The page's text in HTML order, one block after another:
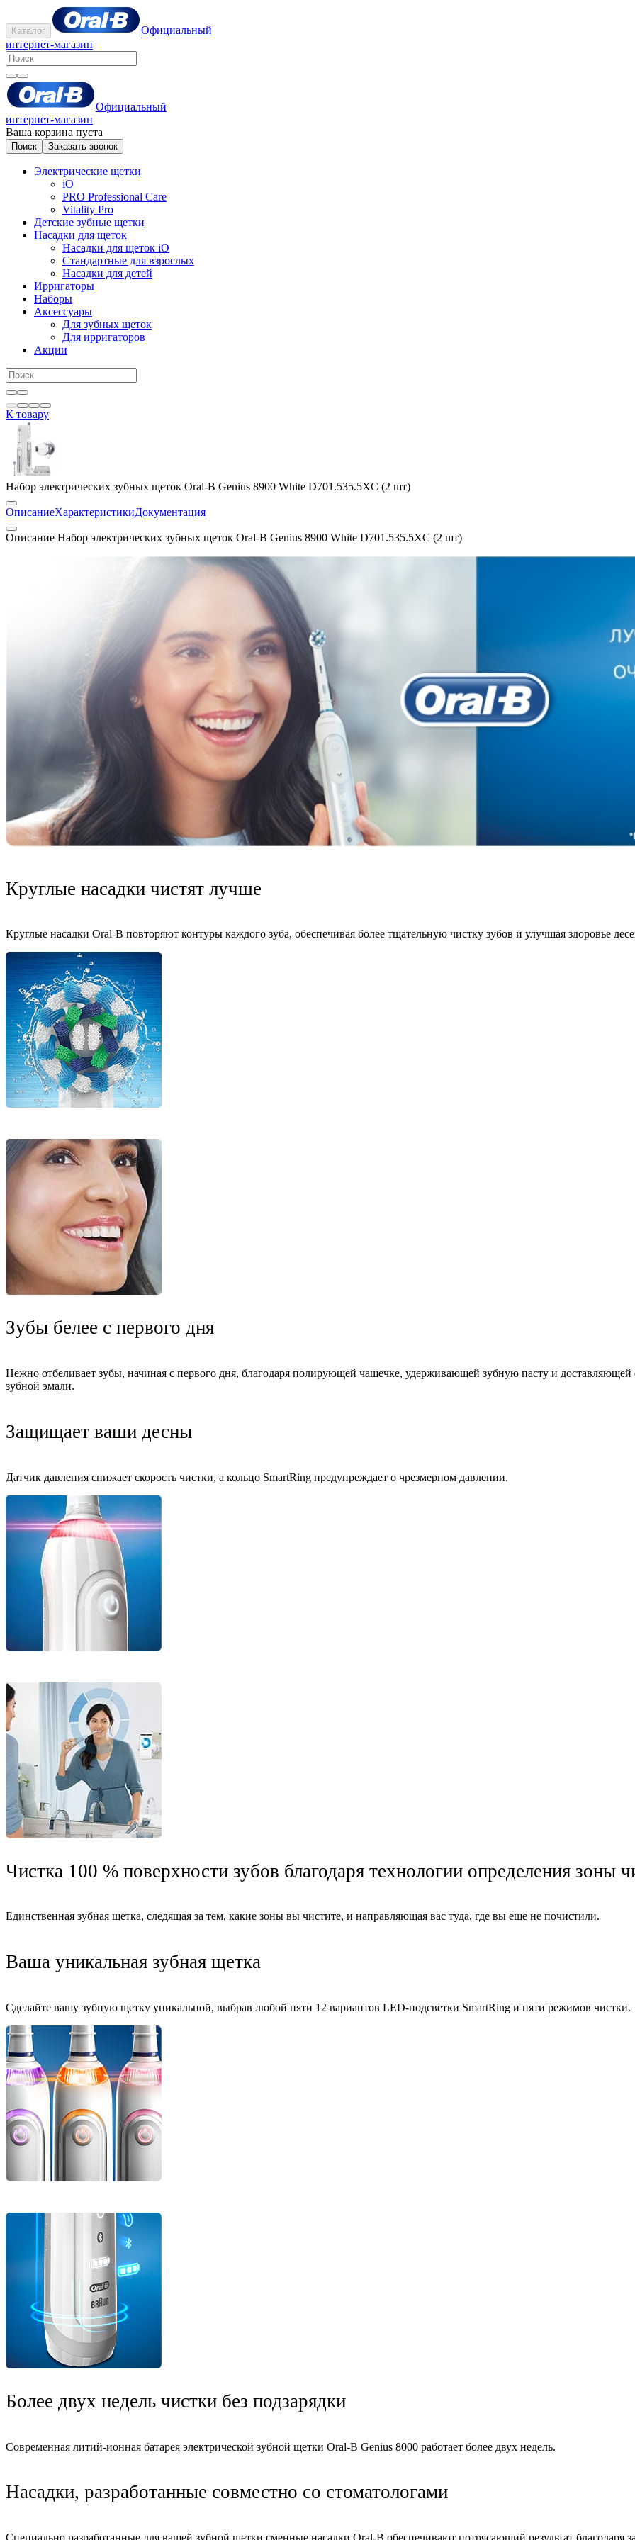
Каталог
Официальный
интернет-магазин
Официальный
интернет-магазин
Ваша корзина пуста
Поиск Заказать звонок
Электрические щетки
iO
PRO Professional Care
Vitality Pro
Детские зубные щетки
Насадки для щеток
Насадки для щеток iO
Стандартные для взрослых
Насадки для детей
Ирригаторы
Наборы
Аксессуары
Для зубных щеток
Для ирригаторов
Акции
К товару
Набор электрических зубных щеток Oral-B Genius 8900 White D701.535.5XC (2 шт)
ОписаниеХарактеристикиДокументация
Описание Набор электрических зубных щеток Oral-B Genius 8900 White D701.535.5XC (2 шт)
Круглые насадки чистят лучше
Круглые насадки Oral-B повторяют контуры каждого зуба, обеспечивая более тщательную чистку зубов и улучшая здоровье
Зубы белее с первого дня
Нежно отбеливает зубы, начиная с первого дня, благодаря полирующей чашечке, удерживающей зубную пасту и доставляющей
зубной эмали.
Защищает ваши десны
Датчик давления снижает скорость чистки, а кольцо SmartRing предупреждает о чрезмерном давлении.
Чистка 100 % поверхности зубов благодаря технологии определения зоны
Единственная зубная щетка, следящая за тем, какие зоны вы чистите, и направляющая вас туда, где вы еще не почистили.
Ваша уникальная зубная щетка
Сделайте вашу зубную щетку уникальной, выбрав любой пяти 12 вариантов LED-подсветки SmartRing и пяти режимов чистки.
Более двух недель чистки без подзарядки
Современная литий-ионная батарея электрической зубной щетки Oral-B Genius 8000 работает более двух недель.
Насадки, разработанные совместно со стоматологами